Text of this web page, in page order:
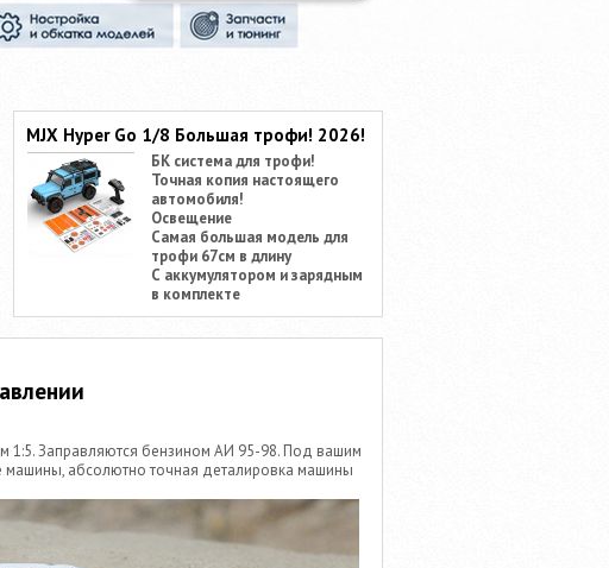
MJX Hyper Go 1/8 Большая трофи! 2026!
БК система для трофи!
Точная копия настоящего
автомобиля!
Освещение
Самая большая модель для
трофи 67см в длину
С аккумулятором и зарядным
в комплекте
Заправляются бензином АИ 95-98. Под вашим
абсолютно точная деталировка машины